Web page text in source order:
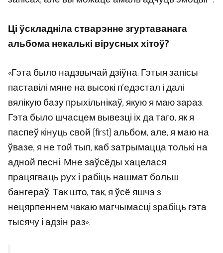
Ці ўскладніла стварэнне згуртаванага
альбома некалькі вірусных хітоў?
«Гэта было надзвычай дзіўна. Гэтыя запісы
паставілі мяне на высокі п’едэстал і далі
вялікую базу прыхільнікаў, якую я маю зараз.
Гэта было шчасцем вывезці іх да таго, як я
паспеў кінуць свой [first] альбом, але, я маю на
ўвазе, я не той тып, каб затрымацца толькі на
адной песні. Мне заўсёды хацелася
працягваць рух і рабіць нашмат больш
бангераў. Так што, так, я ўсё яшчэ з
нецярпеннем чакаю магчымасці зрабіць гэта
тысячу і адзін раз».